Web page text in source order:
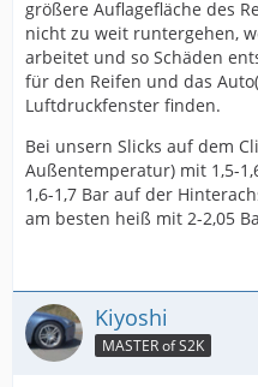
größere Auflagefläche des
nicht zu weit runtergehen,
arbeitet und so Schäden
für den Reifen und das
Luftdruckfenster finden.
Bei unsern Slicks auf dem
Außentemperatur) mit 1,5-
1,6-1,7 Bar auf der
am besten heiß mit 2-2,05
Kiyoshi
MASTER of S2K